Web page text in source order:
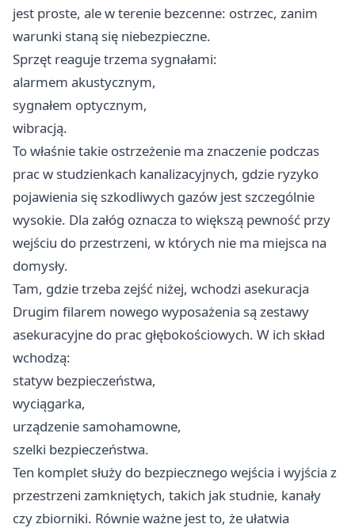
jest proste, ale w terenie bezcenne: ostrzec, zanim
warunki staną się niebezpieczne.
Sprzęt reaguje trzema sygnałami:
alarmem akustycznym,
sygnałem optycznym,
wibracją.
To właśnie takie ostrzeżenie ma znaczenie podczas
prac w studzienkach kanalizacyjnych, gdzie ryzyko
pojawienia się szkodliwych gazów jest szczególnie
wysokie. Dla załóg oznacza to większą pewność przy
wejściu do przestrzeni, w których nie ma miejsca na
domysły.
Tam, gdzie trzeba zejść niżej, wchodzi asekuracja
Drugim filarem nowego wyposażenia są zestawy
asekuracyjne do prac głębokościowych. W ich skład
wchodzą:
statyw bezpieczeństwa,
wyciągarka,
urządzenie samohamowne,
szelki bezpieczeństwa.
Ten komplet służy do bezpiecznego wejścia i wyjścia z
przestrzeni zamkniętych, takich jak studnie, kanały
czy zbiorniki. Równie ważne jest to, że ułatwia